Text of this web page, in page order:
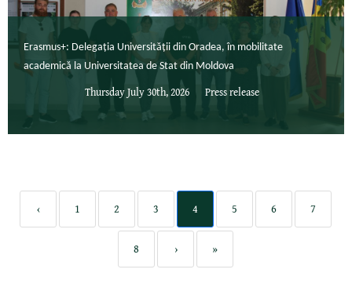
Erasmus+: Delegația Universității din Oradea, în mobilitate
academică la Universitatea de Stat din Moldova
Thursday July 30th, 2026 Press release
‹ 1 2 3 4 5 6 7
8 › »